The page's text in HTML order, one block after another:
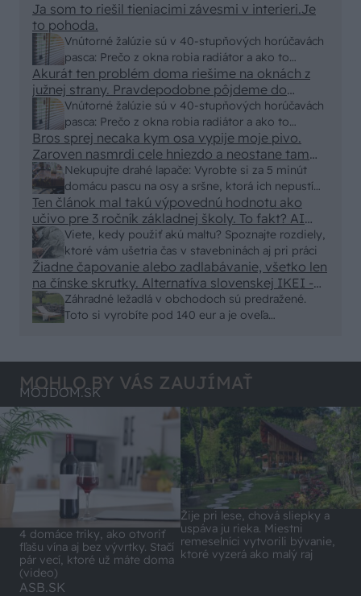
Vnútorné žalúzie sú v 40-stupňových horúčavách
pasca: Prečo z okna robia radiátor a ako to
vyriešiť za pár eur?
Ja som to riešil tieniacimi závesmi v interieri.Je
to pohoda.
Vnútorné žalúzie sú v 40-stupňových horúčavách
pasca: Prečo z okna robia radiátor a ako to
vyriešiť za pár eur?
Akurát ten problém doma riešime na oknách z
južnej strany. Pravdepodobne pôjdeme do
vonkajšieho tienenia na spôsob markízy
250x150cm. Čínsky predajcovia idú okolo 100
eur kus.
Nekupujte drahé lapače: Vyrobte si za 5 minút
domácu pascu na osy a sršne, ktorá ich nepustí
von
Bros sprej necaka kym osa vypije moje pivo.
Zaroven nasmrdi cele hniezdo a neostane tam
nic zive. Vasa pasca naucinke moc efektivne.
Skor pritiahne slimaky
Viete, kedy použiť akú maltu? Spoznajte rozdiely,
ktoré vám ušetria čas v stavebninách aj pri práci
Ten článok mal takú výpovednú hodnotu ako
učivo pre 3 ročník základnej školy. To fakt? AI
alebo nejaka kniha z VŠ? Dnešné rychlotvrdnuce
malty - pevnosť 40 Mpa a doba schnutia tak 15
minut , k tomu vodotesné s kryštálikou. A rozdiel
- schnutie a zretie. Nič?
Záhradné ležadlá v obchodoch sú predražené.
Toto si vyrobíte pod 140 eur a je oveľa
Žiadne čapovanie alebo zadlabávanie, všetko len
na čínske skrutky. Alternatíva slovenskej IKEI -
čo sa týka pevnosti. Autor si nedal veľa námahy s
remeselným spracovaním, škoda. No lepšie než
MOHLO BY VÁS ZAUJÍMAŤ
MÔJDOM.SK
4 domáce triky, ako otvoriť
fľašu vína aj bez vývrtky. Stačí
pár vecí, ktoré už máte doma
(video)
Žije pri lese, chová sliepky a
uspáva ju rieka. Miestni
remeselníci vytvorili bývanie,
ktoré vyzerá ako malý raj
ASB.SK